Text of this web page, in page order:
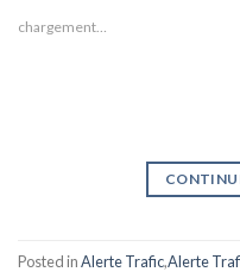
chargement…
Posted inAlerte Trafic,Alerte